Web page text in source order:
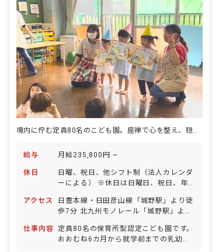
す。 指導計画等は担任が作成。一日を通
して子どもたちと充実した関わりを持て
ます。 資格を取得したばかりの方、ブラ
ンクのある方や、資格所持のみで今まで
活用していなかった方でも、リーダー保
育士が保育内容・保育業務を教えていき
ながら補助的な業務をお願いしますので
安心です。 ＜クラス定員＞ 0歳児クラス
3名 1歳児クラス 10名 2歳児クラス 15
名 3歳児クラス 18名 4歳児クラス 17名
5歳児クラス 17名 ＜1日の流れ＞ 7:00
～：開園 受け入れ準備、園児受け入れ、
児は午前おやつ） 11:00～：順次給食、
片づけ、お昼寝準備 12:30〜：お昼寝
（職員は11:30から順次休憩） 15:00
育室清掃、片づけ、園児お迎え、順次降
園 18:00～：通常保育終了後、延長預り
り次第終了） ■保育への想い・大切にし
ていること 私たちの仕事は、保育はもち
境内に佇む定員80名のこども園。座禅で心を整え、穏やかな一日を子どもたちと過ごせます。
給与 月給235,800円 ~
休日
日曜、祝日、他シフト制（法人カレンダ
ーによる） ※休日は日曜日、祝日、年末
るように付与。 年末年始休暇（6日間）
有給休暇（取得率80％／半日単位での取
得可） ※雇用開始6カ月は月に1日ずつ
付与、6カ月経過後に加えて10日付与。
アクセス
日豊本線・日田彦山線「城野駅」より徒
歩7分 北九州モノレール「城野駅」より
1分 ■マイカー、自転車通勤可（駐車場
は自己契約自己負担※周辺利用相場月
仕事内容
定員80名の保育所型認定こども園です。
おおむね6カ月から就学前までの乳幼児